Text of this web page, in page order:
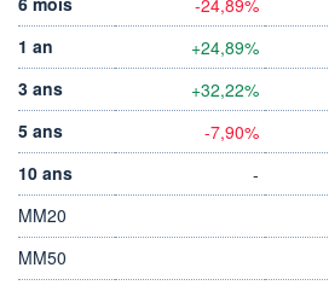
1 an
+24,89%
3 ans
+32,22%
5 ans
-7,90%
10 ans
-
MM20
MM50